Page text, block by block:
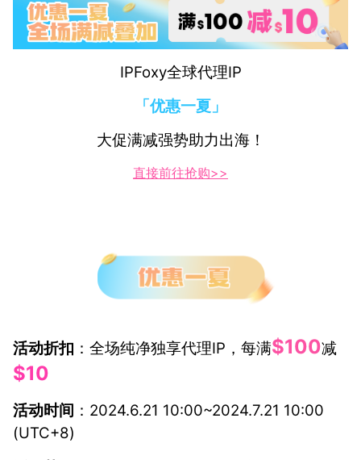
IPFoxy全球代理IP
「优惠一夏」
大促满减强势助力出海！
直接前往抢购>>
活动折扣 ：全场纯净独享代理IP，每满$100减
$10
活动时间 ：2024.6.21 10:00~2024.7.21 10:00
(UTC+8)